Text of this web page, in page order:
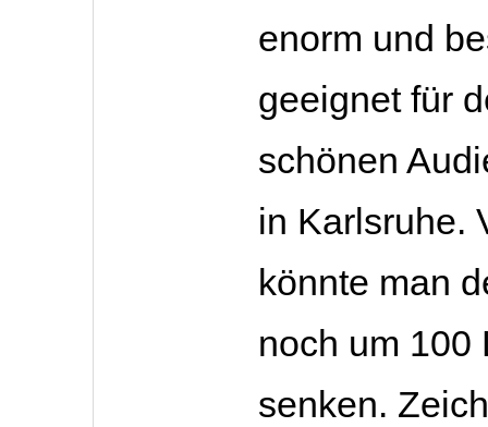
enorm und
geeignet für
schönen
in Karlsruhe.
könnte man
noch um 100
senken.